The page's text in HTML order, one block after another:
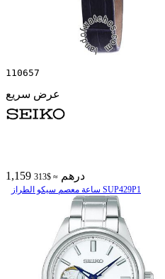
110657
عرض سريع
1,159 درهم ≈ $313
ساعة معصم سیکو الطراز SUP429P1